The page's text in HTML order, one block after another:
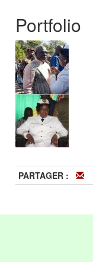
Portfolio
PARTAGER :